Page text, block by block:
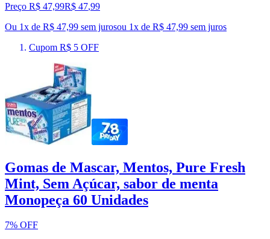
Preço R$ 47,99R$ 47,99
Ou 1x de R$ 47,99 sem jurosou 1x de R$ 47,99 sem juros
Cupom R$ 5 OFF
Gomas de Mascar, Mentos, Pure Fresh
Mint, Sem Açúcar, sabor de menta
Monopeça 60 Unidades
7% OFF